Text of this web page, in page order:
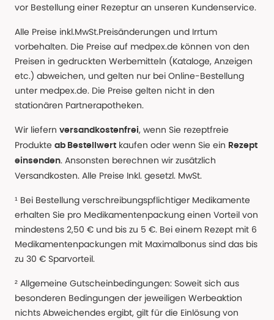
vor Bestellung einer Rezeptur an unseren Kundenservice.
Alle Preise inkl.MwSt.Preisänderungen und Irrtum
vorbehalten. Die Preise auf medpex.de können von den
Preisen in gedruckten Werbemitteln (Kataloge, Anzeigen
etc.) abweichen, und gelten nur bei Online-Bestellung
unter medpex.de. Die Preise gelten nicht in den
stationären Partnerapotheken.
Wir liefern versandkostenfrei, wenn Sie rezeptfreie
Produkte ab Bestellwert kaufen oder wenn Sie ein Rezept
einsenden. Ansonsten berechnen wir zusätzlich
Versandkosten. Alle Preise Inkl. gesetzl. MwSt.
¹ Bei Bestellung verschreibungspflichtiger Medikamente
erhalten Sie pro Medikamentenpackung einen Vorteil von
mindestens 2,50 € und bis zu 5 €. Bei einem Rezept mit 6
Medikamentenpackungen mit Maximalbonus sind das bis
zu 30 € Sparvorteil.
² Allgemeine Gutscheinbedingungen: Soweit sich aus
besonderen Bedingungen der jeweiligen Werbeaktion
nichts Abweichendes ergibt, gilt für die Einlösung von